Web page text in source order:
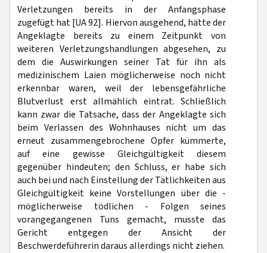
Verletzungen bereits in der Anfangsphase
zugefügt hat [UA 92]. Hiervon ausgehend, hätte der
Angeklagte bereits zu einem Zeitpunkt von
weiteren Verletzungshandlungen abgesehen, zu
dem die Auswirkungen seiner Tat für ihn als
medizinischem Laien möglicherweise noch nicht
erkennbar waren, weil der lebensgefährliche
Blutverlust erst allmählich eintrat. Schließlich
kann zwar die Tatsache, dass der Angeklagte sich
beim Verlassen des Wohnhauses nicht um das
erneut zusammengebrochene Opfer kümmerte,
auf eine gewisse Gleichgültigkeit diesem
gegenüber hindeuten; den Schluss, er habe sich
auch bei und nach Einstellung der Tätlichkeiten aus
Gleichgültigkeit keine Vorstellungen über die -
möglicherweise tödlichen - Folgen seines
vorangegangenen Tuns gemacht, musste das
Gericht entgegen der Ansicht der
Beschwerdeführerin daraus allerdings nicht ziehen.